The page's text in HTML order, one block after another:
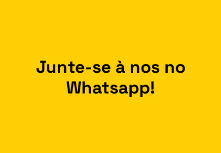
Junte-se à nos no
Whatsapp!